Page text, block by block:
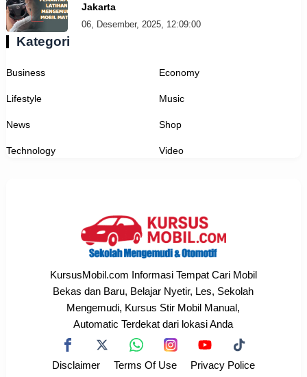
Jakarta
06, Desember, 2025, 12:09:00
Kategori
Business Economy
Lifestyle Music
News Shop
Technology Video
KursusMobil.com Informasi Tempat Cari Mobil
Bekas dan Baru, Belajar Nyetir, Les, Sekolah
Mengemudi, Kursus Stir Mobil Manual,
Automatic Terdekat dari lokasi Anda
Disclaimer Terms Of Use
Privacy Police